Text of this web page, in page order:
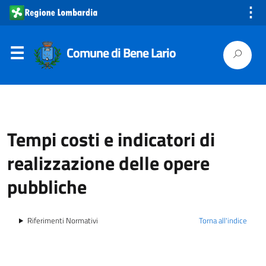
⋮
Comune di Bene Lario
Tempi costi e indicatori di
realizzazione delle opere
pubbliche
Torna all'indice
Riferimenti Normativi